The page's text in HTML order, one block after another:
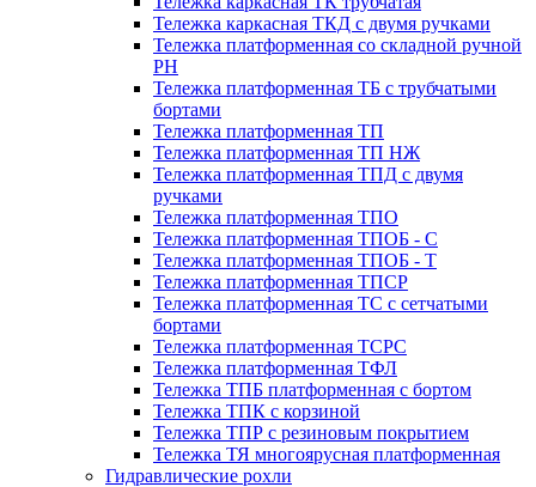
Тележка каркасная ТКД с двумя ручками
Тележка платформенная со складной ручной
PH
Тележка платформенная ТБ с трубчатыми
бортами
Тележка платформенная ТП
Тележка платформенная ТП НЖ
Тележка платформенная ТПД с двумя
ручками
Тележка платформенная ТПО
Тележка платформенная ТПОБ - С
Тележка платформенная ТПОБ - Т
Тележка платформенная ТПСР
Тележка платформенная ТС с сетчатыми
бортами
Тележка платформенная ТСРС
Тележка платформенная ТФЛ
Тележка ТПБ платформенная с бортом
Тележка ТПК с корзиной
Тележка ТПР с резиновым покрытием
Тележка ТЯ многоярусная платформенная
Гидравлические рохли